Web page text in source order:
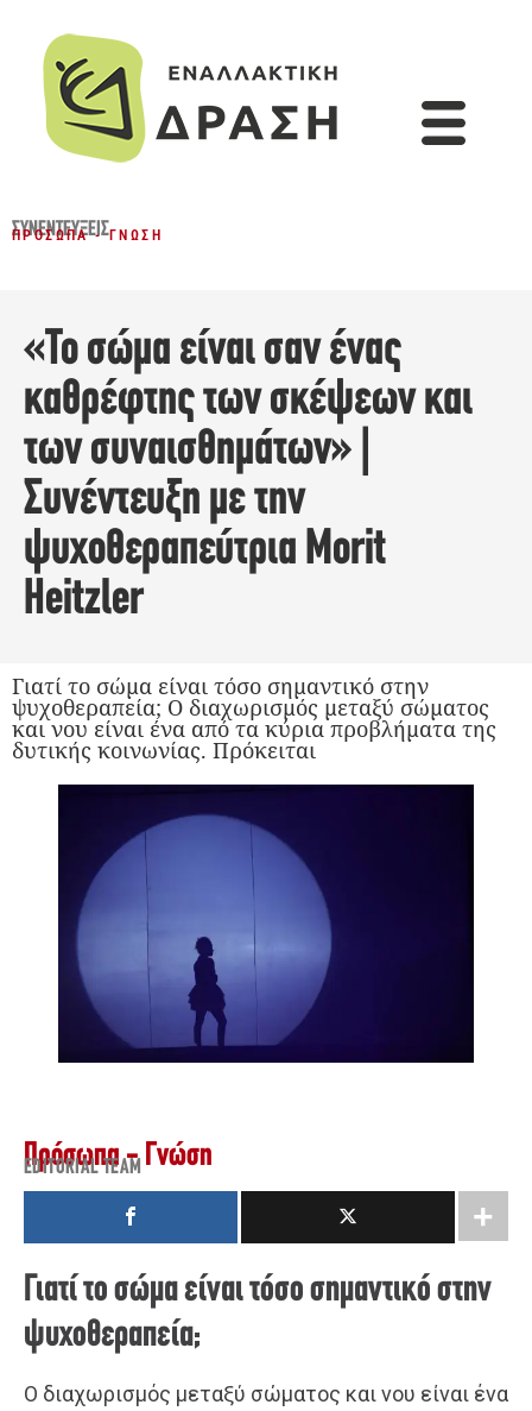
ΣΥΝΕΝΤΕΎΞΕΙΣ
ΠΡΌΣΩΠΑ - ΓΝΏΣΗ
«Το σώμα είναι σαν ένας
καθρέφτης των σκέψεων και
των συναισθημάτων» |
Συνέντευξη με την
ψυχοθεραπεύτρια Morit
Heitzler
Γιατί το σώμα είναι τόσο σημαντικό στην
ψυχοθεραπεία; Ο διαχωρισμός μεταξύ σώματος
και νου είναι ένα από τα κύρια προβλήματα της
δυτικής κοινωνίας. Πρόκειται
Πρόσωπα - Γνώση
EDITORIAL TEAM
Γιατί το σώμα είναι τόσο σημαντικό στην
ψυχοθεραπεία;
Ο διαχωρισμός μεταξύ σώματος και νου είναι ένα